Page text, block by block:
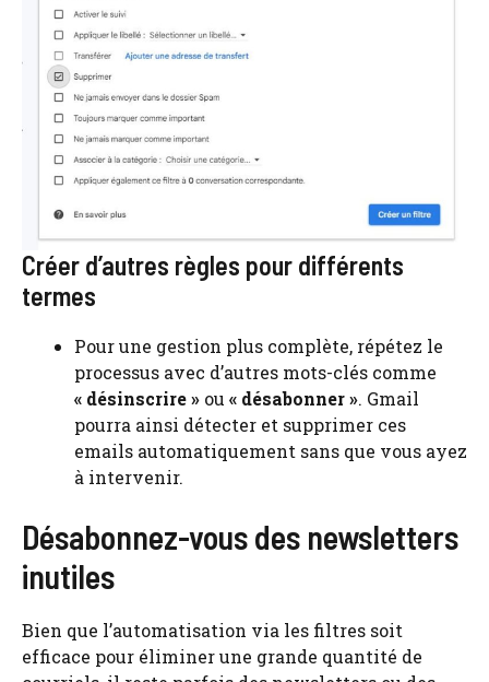
Créer d’autres règles pour différents
termes
Pour une gestion plus complète, répétez le
processus avec d’autres mots-clés comme
« désinscrire » ou « désabonner ». Gmail
pourra ainsi détecter et supprimer ces
emails automatiquement sans que vous ayez
à intervenir.
Désabonnez-vous des newsletters
inutiles
Bien que l’automatisation via les filtres soit
efficace pour éliminer une grande quantité de